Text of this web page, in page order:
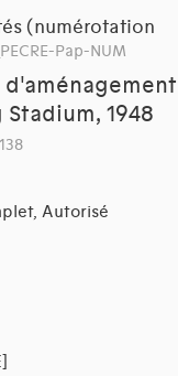
(numérotation
Pap-NUM
1948
Autorisé